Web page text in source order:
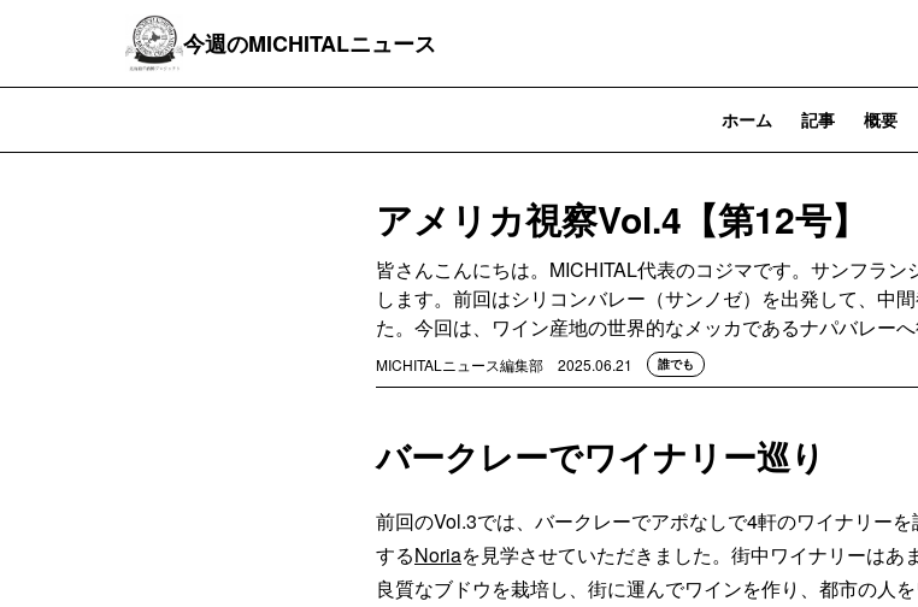
今週のMICHITALニュース
ホーム 記事 概要
アメリカ視察Vol.4【第12号】
皆さんこんにちは。MICHITAL代表のコジマです。サンフラ
します。前回はシリコンバレー（サンノゼ）を出発して、中
た。今回は、ワイン産地の世界的なメッカであるナパバレーへ
MICHITALニュース編集部 2025.06.21 誰でも
バークレーでワイナリー巡り
前回のVol.3では、バークレーでアポなしで4軒のワイナリー
するNoriaを見学させていただきました。街中ワイナリーは
良質なブドウを栽培し、街に運んでワインを作り、都市の人